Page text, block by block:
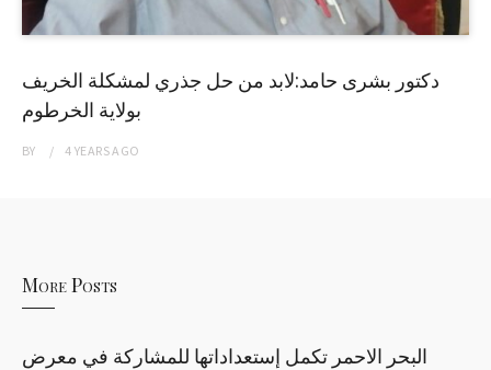
دكتور بشرى حامد:لابد من حل جذري لمشكلة الخريف
بولاية الخرطوم
BY 4 YEARSAGO
More Posts
البحر الاحمر تكمل إستعداداتها للمشاركة في معرض